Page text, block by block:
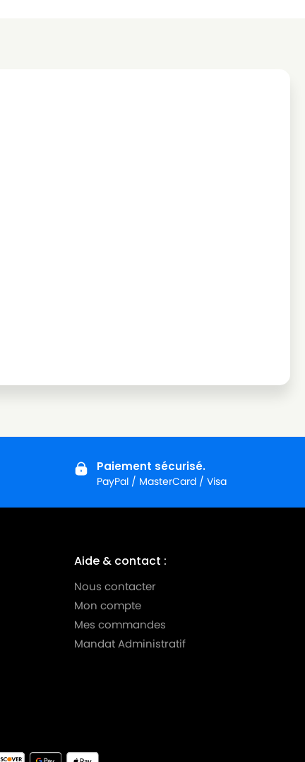
Paiement sécurisé.
PayPal / MasterCard / Visa
Aide & contact :
Nous contacter
Mon compte
Mes commandes
Mandat Administratif